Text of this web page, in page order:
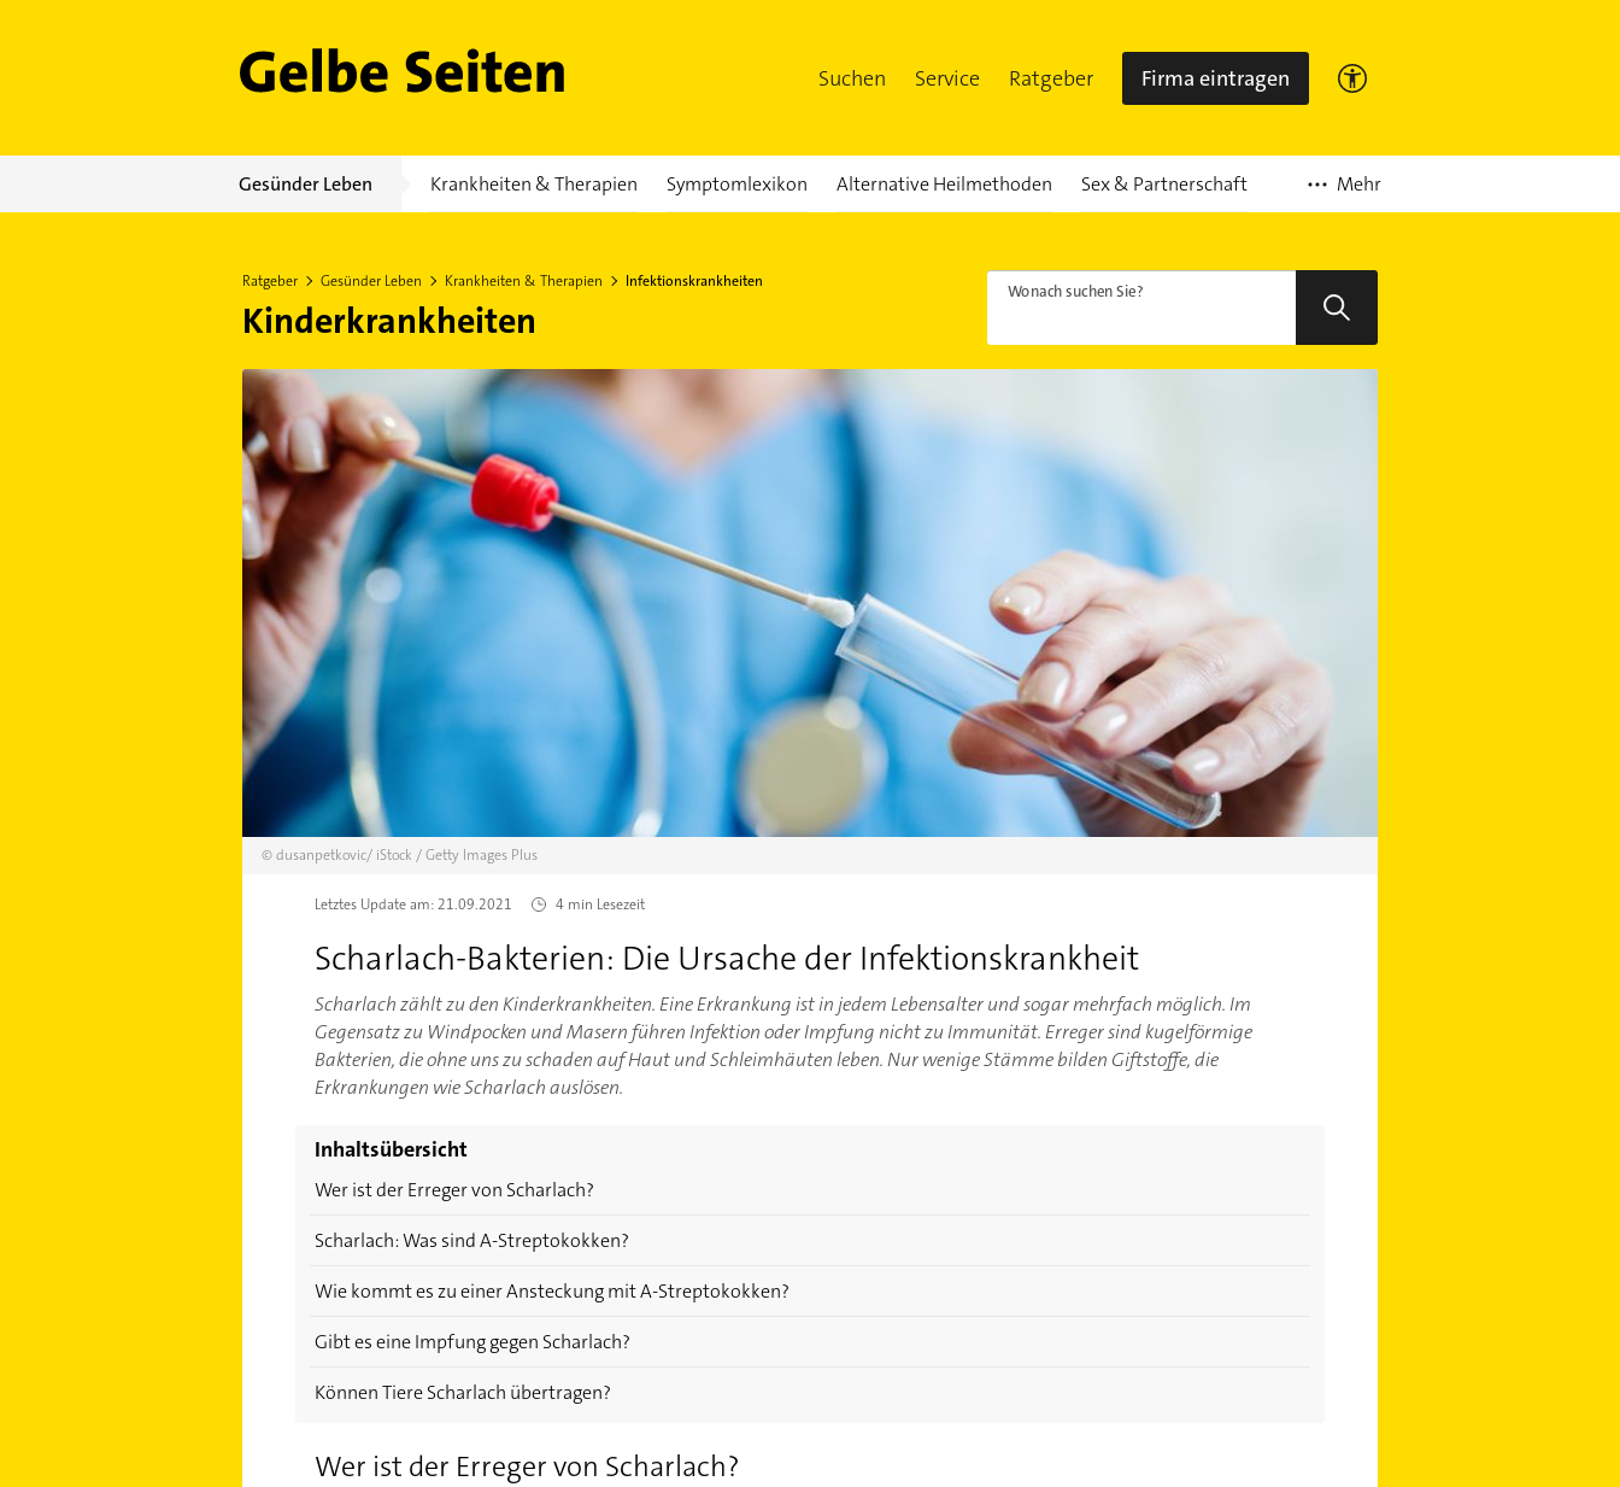
Gelbe Seiten Suchen Service Ratgeber Firma eintragen
Gesünder Leben Krankheiten & Therapien Symptomlexikon Alternative Heilmethoden Sex & Partnerschaft Mehr
Ratgeber Gesünder Leben Krankheiten & Therapien Infektionskrankheiten
Kinderkrankheiten
Wonach suchen Sie?
©dusanpetkovic/ iStock / Getty Images Plus
Letztes Update am:21.09.2021 4 min Lesezeit
Scharlach-Bakterien: Die Ursache der Infektionskrankheit
Scharlach zählt zu den Kinderkrankheiten. Eine Erkrankung ist in jedem Lebensalter und sogar mehrfach möglich. Im
Gegensatz zu Windpocken und Masern führen Infektion oder Impfung nicht zu Immunität. Erreger sind kugelförmige
Bakterien, die ohne uns zu schaden auf Haut und Schleimhäuten leben. Nur wenige Stämme bilden Giftstoffe, die
Erkrankungen wie Scharlach auslösen.
Inhaltsübersicht
Wer ist der Erreger von Scharlach?
Scharlach: Was sind A-Streptokokken?
Wie kommt es zu einer Ansteckung mit A-Streptokokken?
Gibt es eine Impfung gegen Scharlach?
Können Tiere Scharlach übertragen?
Wer ist der Erreger von Scharlach?